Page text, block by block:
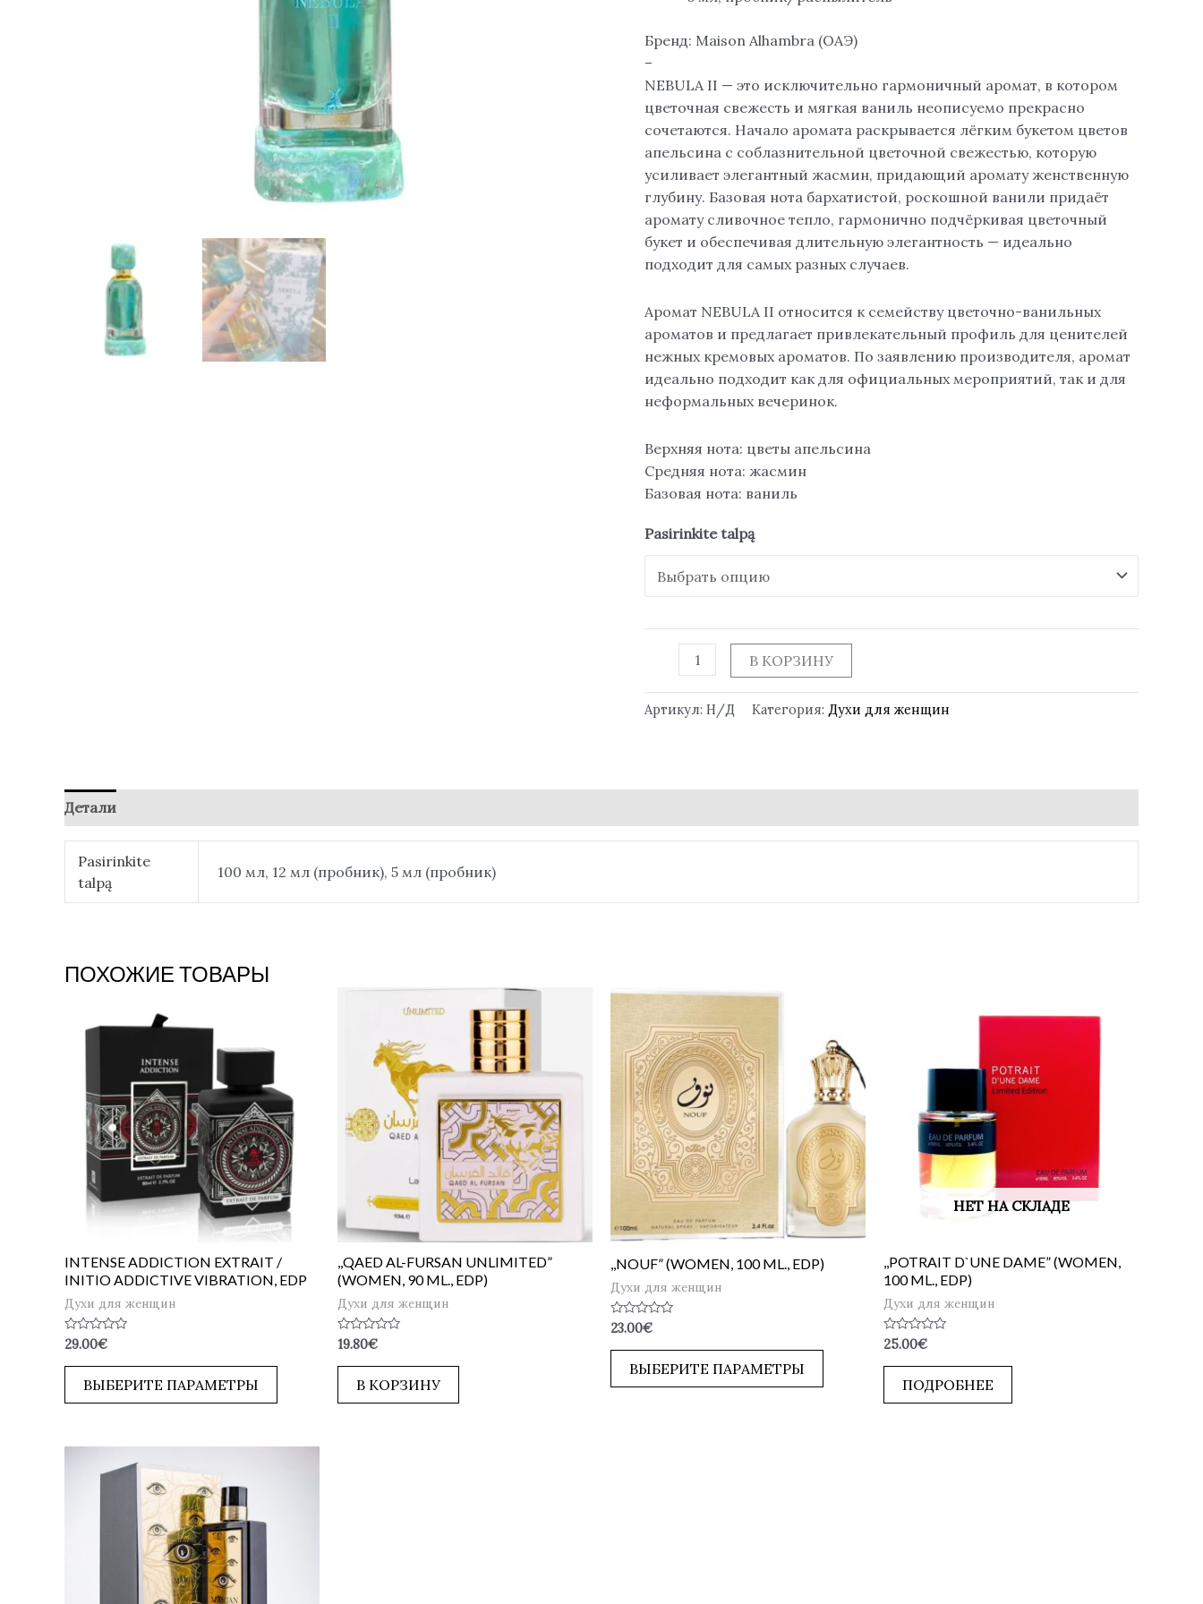
Бренд: Maison Alhambra (ОАЭ)
–
NEBULA II — это исключительно гармоничный аромат, в котором
цветочная свежесть и мягкая ваниль неописуемо прекрасно
сочетаются. Начало аромата раскрывается лёгким букетом цветов
апельсина с соблазнительной цветочной свежестью, которую
усиливает элегантный жасмин, придающий аромату женственную
глубину. Базовая нота бархатистой, роскошной ванили придаёт
аромату сливочное тепло, гармонично подчёркивая цветочный
букет и обеспечивая длительную элегантность — идеально
подходит для самых разных случаев.
Аромат NEBULA II относится к семейству цветочно-ванильных
ароматов и предлагает привлекательный профиль для ценителей
нежных кремовых ароматов. По заявлению производителя, аромат
идеально подходит как для официальных мероприятий, так и для
неформальных вечеринок.
Верхняя нота: цветы апельсина
Средняя нота: жасмин
Базовая нота: ваниль
Pasirinkite talpą
В КОРЗИНУ
Артикул: Н/Д Категория: Духи для женщин
Детали
Pasirinkite
talpą
100 мл, 12 мл (пробник), 5 мл (пробник)
ПОХОЖИЕ ТОВАРЫ
INTENSE ADDICTION EXTRAIT /
INITIO ADDICTIVE VIBRATION, EDP
Духи для женщин
Оценка
0
из
29.00€
ВЫБЕРИТЕ ПАРАМЕТРЫ
,,QAED AL-FURSAN UNLIMITED”
(WOMEN, 90 ML., EDP)
Духи для женщин
Оценка
0
из
19.80€
В КОРЗИНУ
,,NOUF” (WOMEN, 100 ML., EDP)
Духи для женщин
Оценка
0
из
23.00€
ВЫБЕРИТЕ ПАРАМЕТРЫ
НЕТ НА СКЛАДЕ
,,POTRAIT D`UNE DAME” (WOMEN,
100 ML., EDP)
Духи для женщин
Оценка
0
из
25.00€
ПОДРОБНЕЕ